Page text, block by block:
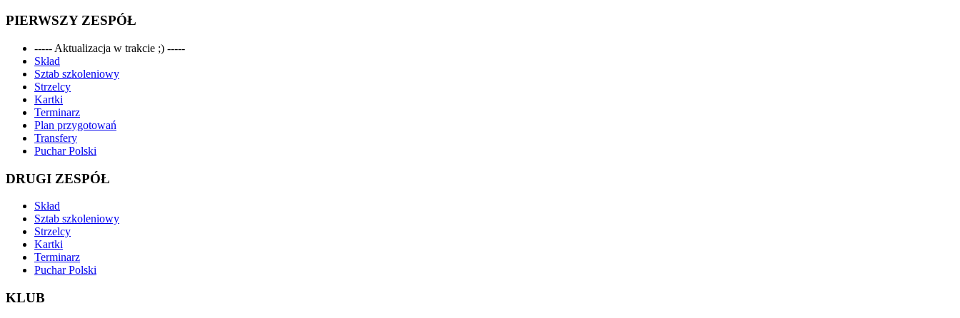
PIERWSZY ZESPÓŁ
----- Aktualizacja w trakcie ;) -----
Skład
Sztab szkoleniowy
Strzelcy
Kartki
Terminarz
Plan przygotowań
Transfery
Puchar Polski
DRUGI ZESPÓŁ
Skład
Sztab szkoleniowy
Strzelcy
Kartki
Terminarz
Puchar Polski
KLUB